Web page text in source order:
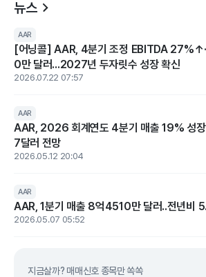
뉴스
AAR
[어닝콜] AAR, 4분기 조정 EBITDA
0만 달러...2027년 두자릿수 성장 확신
2026.07.22 07:57
AAR
AAR, 2026 회계연도 4분기 매출 19% 성장
7달러 전망
2026.05.12 20:04
AAR
AAR, 1분기 매출 8억4510만 달러..전년비
2026.05.07 05:52
지금살까? 매매신호 종목만 쏙쏙